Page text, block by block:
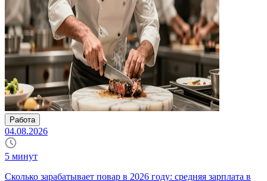
Работа
04.08.2026
5 минут
Сколько зарабатывает повар в 2026 году: средняя зарплата в